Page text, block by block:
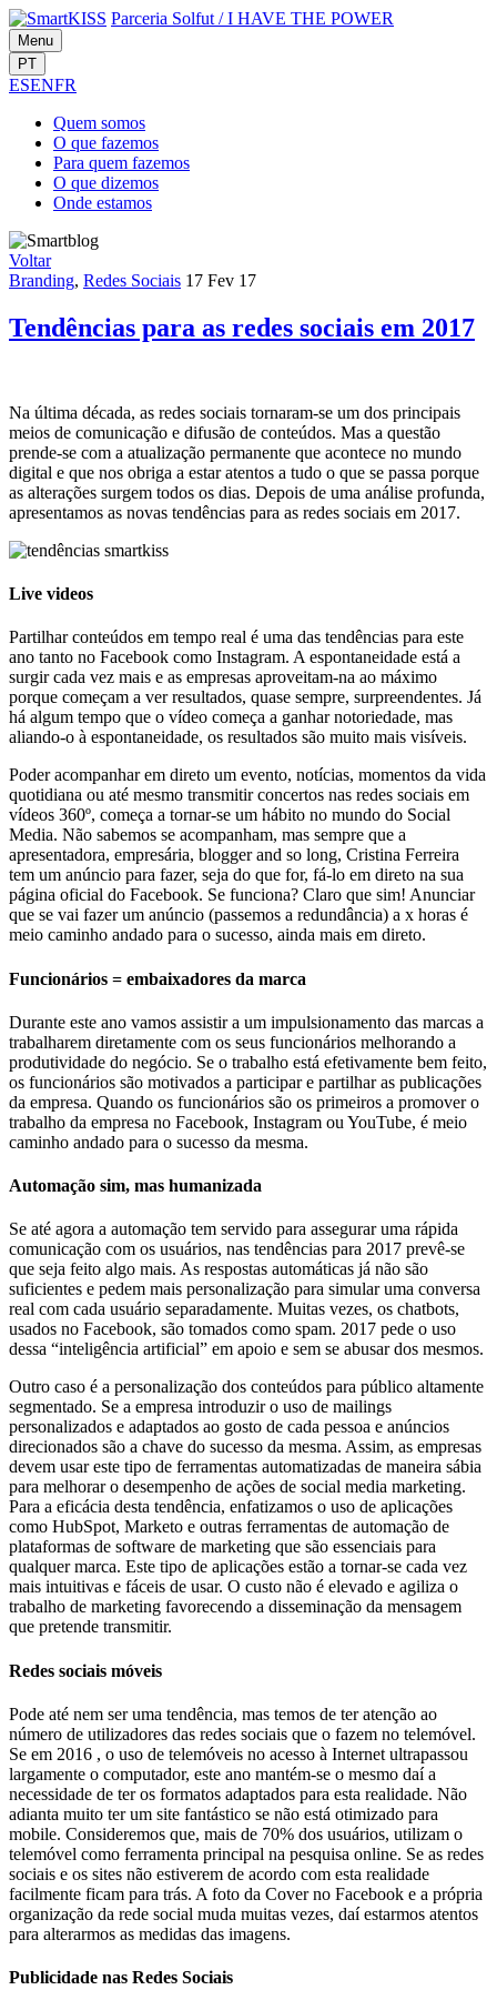
Parceria Solfut /I HAVE THE POWER
Menu
PT
ESENFR
Quem somos
O que fazemos
Para quem fazemos
O que dizemos
Onde estamos
Voltar
Branding, Redes Sociais 17 Fev 17
Tendências para as redes sociais em 2017
Na última década, as redes sociais tornaram-se um dos principais
meios de comunicação e difusão de conteúdos. Mas a questão
prende-se com a atualização permanente que acontece no mundo
digital e que nos obriga a estar atentos a tudo o que se passa porque
as alterações surgem todos os dias. Depois de uma análise profunda,
apresentamos as novas tendências para as redes sociais em 2017.
Live videos
Partilhar conteúdos em tempo real é uma das tendências para este
ano tanto no Facebook como Instagram. A espontaneidade está a
surgir cada vez mais e as empresas aproveitam-na ao máximo
porque começam a ver resultados, quase sempre, surpreendentes. Já
há algum tempo que o vídeo começa a ganhar notoriedade, mas
aliando-o à espontaneidade, os resultados são muito mais visíveis.
Poder acompanhar em direto um evento, notícias, momentos da vida
quotidiana ou até mesmo transmitir concertos nas redes sociais em
vídeos 360º, começa a tornar-se um hábito no mundo do Social
Media. Não sabemos se acompanham, mas sempre que a
apresentadora, empresária, blogger and so long, Cristina Ferreira
tem um anúncio para fazer, seja do que for, fá-lo em direto na sua
página oficial do Facebook. Se funciona? Claro que sim! Anunciar
que se vai fazer um anúncio (passemos a redundância) a x horas é
meio caminho andado para o sucesso, ainda mais em direto.
Funcionários = embaixadores da marca
Durante este ano vamos assistir a um impulsionamento das marcas a
trabalharem diretamente com os seus funcionários melhorando a
produtividade do negócio. Se o trabalho está efetivamente bem feito,
os funcionários são motivados a participar e partilhar as publicações
da empresa. Quando os funcionários são os primeiros a promover o
trabalho da empresa no Facebook, Instagram ou YouTube, é meio
caminho andado para o sucesso da mesma.
Automação sim, mas humanizada
Se até agora a automação tem servido para assegurar uma rápida
comunicação com os usuários, nas tendências para 2017 prevê-se
que seja feito algo mais. As respostas automáticas já não são
suficientes e pedem mais personalização para simular uma conversa
real com cada usuário separadamente. Muitas vezes, os chatbots,
usados no Facebook, são tomados como spam. 2017 pede o uso
dessa “inteligência artificial” em apoio e sem se abusar dos mesmos.
Outro caso é a personalização dos conteúdos para público altamente
segmentado. Se a empresa introduzir o uso de mailings
personalizados e adaptados ao gosto de cada pessoa e anúncios
direcionados são a chave do sucesso da mesma. Assim, as empresas
devem usar este tipo de ferramentas automatizadas de maneira sábia
para melhorar o desempenho de ações de social media marketing.
Para a eficácia desta tendência, enfatizamos o uso de aplicações
como HubSpot, Marketo e outras ferramentas de automação de
plataformas de software de marketing que são essenciais para
qualquer marca. Este tipo de aplicações estão a tornar-se cada vez
mais intuitivas e fáceis de usar. O custo não é elevado e agiliza o
trabalho de marketing favorecendo a disseminação da mensagem
que pretende transmitir.
Redes sociais móveis
Pode até nem ser uma tendência, mas temos de ter atenção ao
número de utilizadores das redes sociais que o fazem no telemóvel.
Se em 2016 , o uso de telemóveis no acesso à Internet ultrapassou
largamente o computador, este ano mantém-se o mesmo daí a
necessidade de ter os formatos adaptados para esta realidade. Não
adianta muito ter um site fantástico se não está otimizado para
mobile. Consideremos que, mais de 70% dos usuários, utilizam o
telemóvel como ferramenta principal na pesquisa online. Se as redes
sociais e os sites não estiverem de acordo com esta realidade
facilmente ficam para trás. A foto da Cover no Facebook e a própria
organização da rede social muda muitas vezes, daí estarmos atentos
para alterarmos as medidas das imagens.
Publicidade nas Redes Sociais